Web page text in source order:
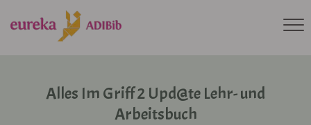
Alles Im Griff 2 Upd@te Lehr- und
Arbeitsbuch